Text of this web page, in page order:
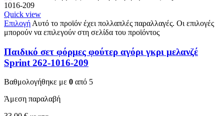
Quick view
Επιλογή Αυτό το προϊόν έχει πολλαπλές παραλλαγές. Οι επιλογές
μπορούν να επιλεγούν στη σελίδα του προϊόντος
Παιδικό σετ φόρμες φούτερ αγόρι γκρι μελανζέ
Sprint 262-1016-209
Βαθμολογήθηκε με 0 από 5
Άμεση παραλαβή